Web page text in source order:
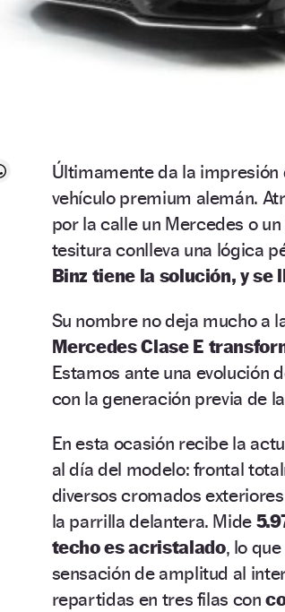
Últimamente da la
vehículo premium alemán.
por la calle un Mercedes o
tesitura conlleva una lógica
Binz tiene la solución, y se
Su nombre no deja mucho a
Mercedes Clase E
Estamos ante una evolución
con la generación previa de
En esta ocasión recibe la
al día del modelo: frontal
diversos cromados
la parrilla delantera. Mide
techo es acristalado, lo
sensación de amplitud al
repartidas en tres filas con